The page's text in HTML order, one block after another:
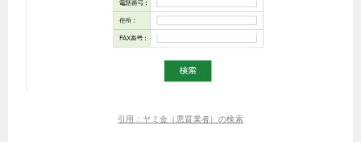
引用：ヤミ金（悪質業者）の検索